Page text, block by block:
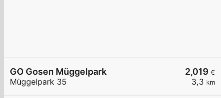
2,019 €
3,3 km
GO Gosen Müggelpark
Müggelpark 35